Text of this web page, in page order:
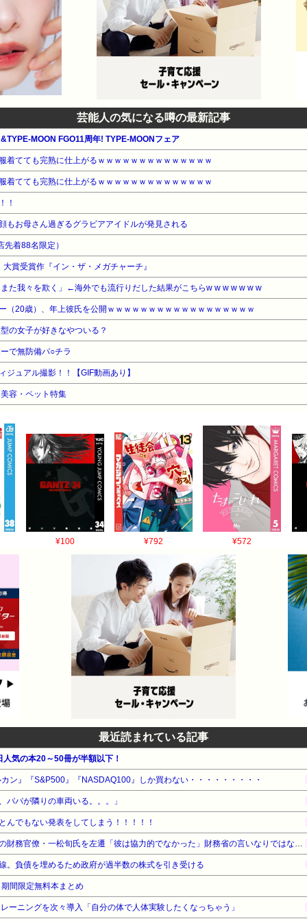
芸能人の気になる噂の最新記事
MOON FGO11周年! TYPE-MOONフェア
着てても完熟に仕上がるｗｗｗｗｗｗｗｗｗｗｗｗｗｗ
着てても完熟に仕上がるｗｗｗｗｗｗｗｗｗｗｗｗｗｗ
！
もお母さん過ぎるグラビアアイドルが発見される
着88名限定）
賞受賞作『イン・ザ・メガチャーチ』
た我々を欺く」←海外でも流行りだした結果がこちらw w w w w w w
（20歳）、年上彼氏を公開ｗｗｗｗｗｗｗｗｗｗｗｗｗｗｗｗｗｗ
の女子が好きなやついる？
で無防備パ○チラ
ュアル撮影！！【GIF動画あり】
容・ペット特集
¥100 ¥792 ¥572
最近読まれている記事
気の本20～50冊が半額以下！
ン』『S&P500』『NASDAQ100』しか買わない・・・・・・・・・
パパが隣りの車両いる。。。」
んでもない発表をしてしまう！！！！！
【速報】高市政権、エース級の財務官僚・一松旬氏を左遷「彼は協力的でなかった」財務省の言いなりではないことが判明
。負債を埋めるため政府が過半数の株式を引き受ける
間限定無料本まとめ
ーニングを次々導入「自分の体で人体実験したくなっちゃう」